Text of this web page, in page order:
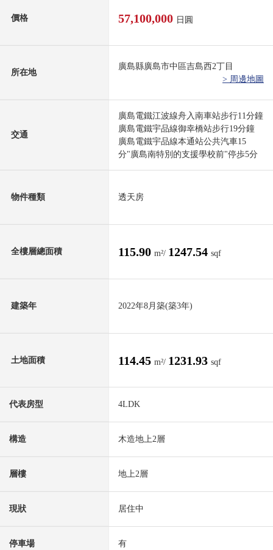
價格 57,100,000 日圓
所在地
廣島縣廣島市中區吉島西2丁目
> 周邊地圖
交通
廣島電鐵江波線舟入南車站步行11分鐘
廣島電鐵宇品線御幸橋站步行19分鐘
廣島電鐵宇品線本通站公共汽車15
分"廣島南特別的支援學校前"停歩5分
物件種類 透天房
全樓層總面積 115.90 m²/ 1247.54 sqf
建築年 2022年8月築(築3年)
土地面積 114.45 m²/ 1231.93 sqf
代表房型 4LDK
構造 木造地上2層
層樓 地上2層
現狀 居住中
停車場 有